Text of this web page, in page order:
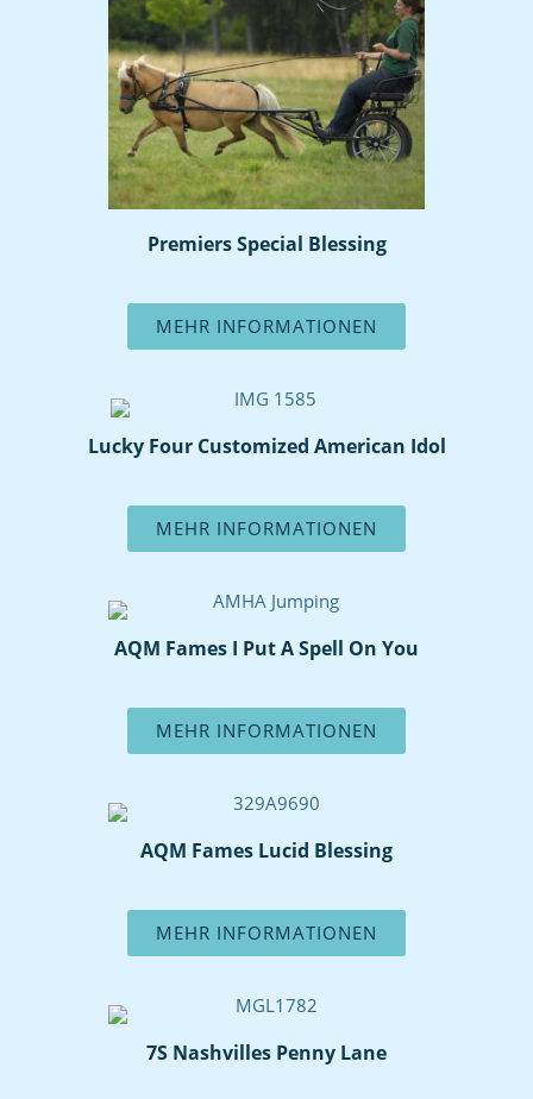
Premiers Special Blessing
MEHR INFORMATIONEN
Lucky Four Customized American Idol
MEHR INFORMATIONEN
AQM Fames I Put A Spell On You
MEHR INFORMATIONEN
AQM Fames Lucid Blessing
MEHR INFORMATIONEN
7S Nashvilles Penny Lane